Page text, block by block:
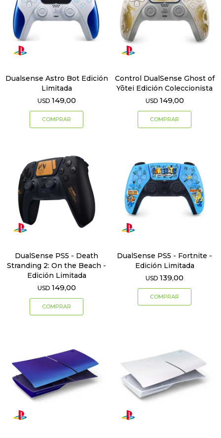
Dualsense Astro Bot Edición
Limitada
USD 149,00
Control DualSense Ghost of
Yōtei Edición Coleccionista
USD 149,00
DualSense PS5 - Death
Stranding 2: On the Beach -
Edición Limitada
USD 149,00
DualSense PS5 - Fortnite -
Edición Limitada
USD 139,00